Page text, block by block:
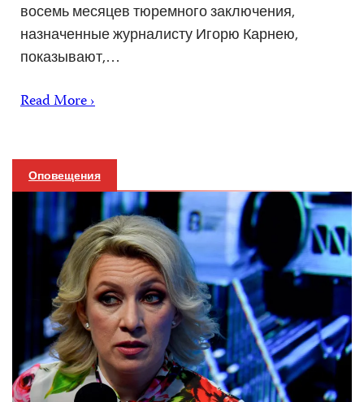
восемь месяцев тюремного заключения,
назначенные журналисту Игорю Карнею,
показывают,…
Read More ›
Оповещения